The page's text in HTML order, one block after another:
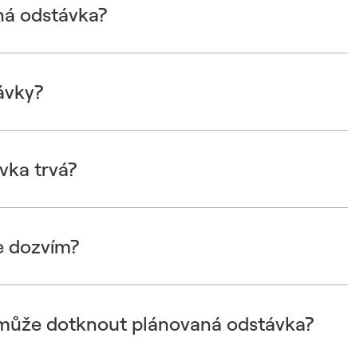
odstávka?
trvá?
dozvím?
dotknout plánovaná odstávka?